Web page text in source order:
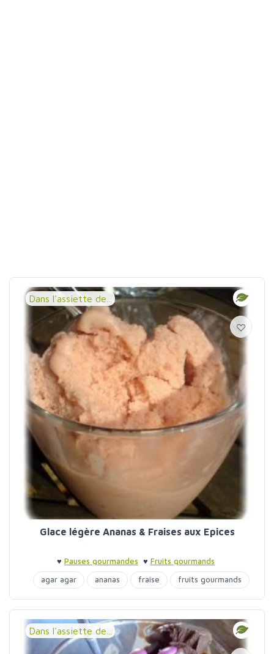
Dans l'assiette de...
Glace légère Ananas & Fraises aux Epices
♥ Pauses gourmandes ♥ Fruits gourmands
agar agar
ananas fraise fruits gourmands
glaces et sorbets
Dans l'assiette de...